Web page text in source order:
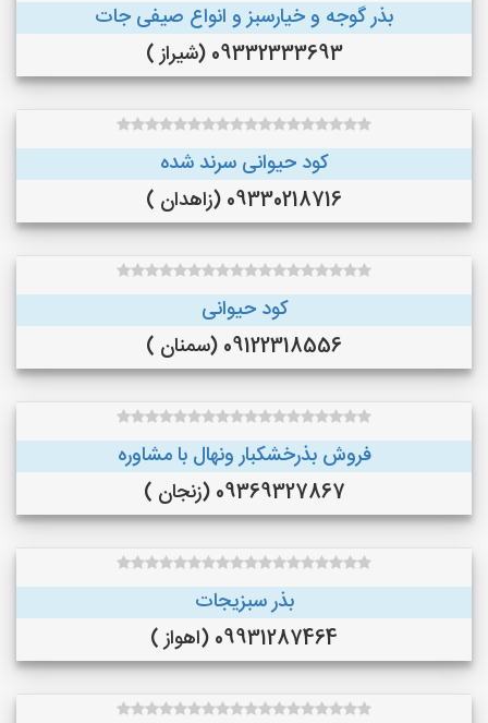
بذر گوجه و خیارسبز و انواع صیفی جات
09332333693 (شیراز )
کود حیوانی سرند شده
09330218716 (زاهدان )
کود حیوانی
09122318556 (سمنان )
فروش بذرخشکبار ونهال با مشاوره
09369327867 (زنجان )
بذر سبزیجات
09931287464 (اهواز )